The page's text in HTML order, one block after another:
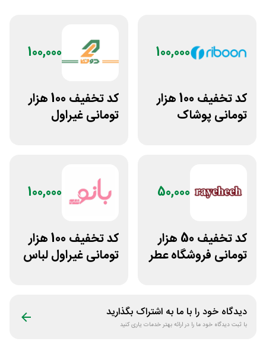
100,000
کد تخفیف 100 هزار
تومانی پوشاک
100,000
کد تخفیف 100 هزار
تومانی غیراول
50,000
کد تخفیف 50 هزار
تومانی فروشگاه عطر
100,000
کد تخفیف 100 هزار
تومانی غیراول لباس
دیدگاه خود را با ما به اشتراک بگذارید
با ثبت دیدگاه خود ما را در ارائه بهتر خدمات یاری کنید